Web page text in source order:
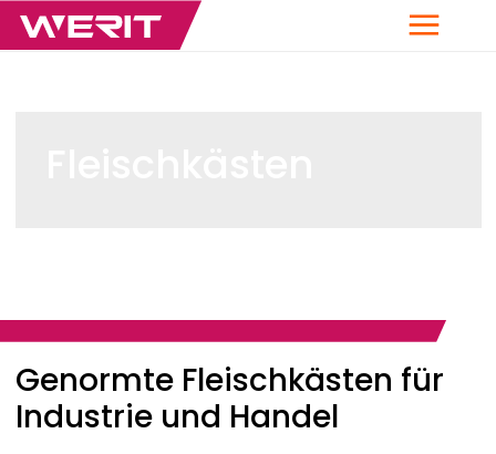
Menü
Breadcrumb
Genormte Fleischkästen für
Industrie und Handel